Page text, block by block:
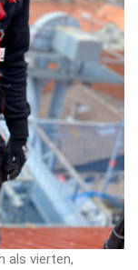
als vierten,